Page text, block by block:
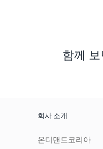
함께
회사 소개
온디맨드코리아